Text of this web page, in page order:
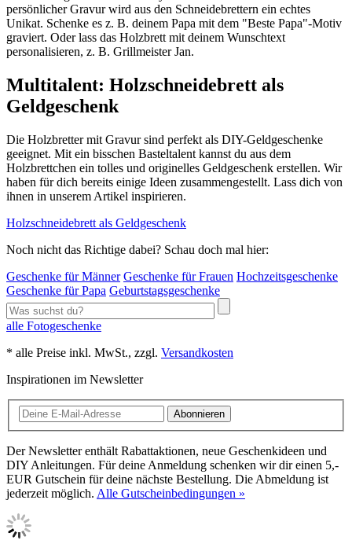
persönlicher Gravur wird aus den Schneidebrettern ein echtes
Unikat. Schenke es z. B. deinem Papa mit dem "Beste Papa"-Motiv
graviert. Oder lass das Holzbrett mit deinem Wunschtext
personalisieren, z. B. Grillmeister Jan.
Multitalent: Holzschneidebrett als
Geldgeschenk
Die Holzbretter mit Gravur sind perfekt als DIY-Geldgeschenke
geeignet. Mit ein bisschen Basteltalent kannst du aus dem
Holzbrettchen ein tolles und originelles Geldgeschenk erstellen. Wir
haben für dich bereits einige Ideen zusammengestellt. Lass dich von
ihnen in unserem Artikel inspirieren.
Holzschneidebrett als Geldgeschenk
Noch nicht das Richtige dabei? Schau doch mal hier:
Geschenke für Männer Geschenke für Frauen Hochzeitsgeschenke
Geschenke für Papa Geburtstagsgeschenke
alle Fotogeschenke
* alle Preise inkl. MwSt., zzgl. Versandkosten
Inspirationen im Newsletter
Abonnieren
Der Newsletter enthält Rabattaktionen, neue Geschenkideen und
DIY Anleitungen. Für deine Anmeldung schenken wir dir einen 5,-
EUR Gutschein für deine nächste Bestellung. Die Abmeldung ist
jederzeit möglich. Alle Gutscheinbedingungen »